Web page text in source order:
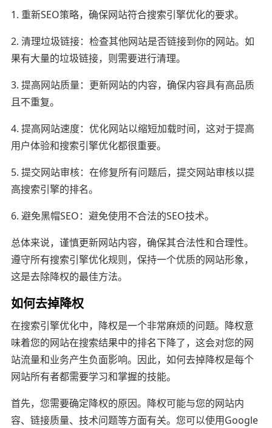
1. 重新SEO策略，确保网站符合搜索引擎优化的要求。
2. 清理垃圾链接：检查其他网站是否链接到你的网站。如
果有大量的垃圾链接，则需要进行清理。
3. 提高网站质量：更新网站的内容，确保内容具有高品质
且不重复。
4. 提高网站速度：优化网站以缩短加载时间，这对于提高
用户体验和搜索引擎优化都很重要。
5. 提交网站审核：在修复所有问题后，提交网站审核以提
高搜索引擎的排名。
6. 避免黑帽SEO：避免使用不合法的SEO技术。
总体来说，谨慎更新网站内容，确保其合法性和合理性。
遵守所有搜索引擎优化规则，保持一个优质的网站形象，
这是去除降权的最佳方法。
如何去掉降权
在搜索引擎优化中，降权是一个非常麻烦的问题。降权意
味着您的网站在搜索结果中的排名下降了，这会对您的网
站流量和业务产生负面影响。因此，如何去掉降权是每个
网站所有者都需要学习和掌握的技能。
首先，您需要确定降权的原因。降权可能与您的网站内
容、链接质量、技术问题等方面有关。您可以使用Google